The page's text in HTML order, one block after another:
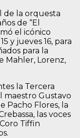
de la orquesta
de “El
el icónico
y jueves 16, para
para la
Mahler, Lorenz,
la Tercera
maestro Gustavo
Pacho Flores, la
las voces
Tiffin